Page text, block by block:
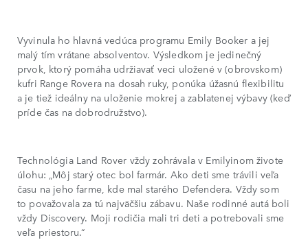
Vyvinula ho hlavná vedúca programu Emily Booker a jej
malý tím vrátane absolventov. Výsledkom je jedinečný
prvok, ktorý pomáha udržiavať veci uložené v (obrovskom)
kufri Range Rovera na dosah ruky, ponúka úžasnú flexibilitu
a je tiež ideálny na uloženie mokrej a zablatenej výbavy (keď
príde čas na dobrodružstvo).
Technológia Land Rover vždy zohrávala v Emilyinom živote
úlohu: „Môj starý otec bol farmár. Ako deti sme trávili veľa
času na jeho farme, kde mal starého Defendera. Vždy som
to považovala za tú najväčšiu zábavu. Naše rodinné autá boli
vždy Discovery. Moji rodičia mali tri deti a potrebovali sme
veľa priestoru.“